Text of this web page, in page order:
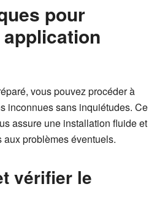
pour
vous pouvez procéder à
inconnues sans inquiétudes. Ce
assure une installation fluide et
problèmes éventuels.
vérifier le